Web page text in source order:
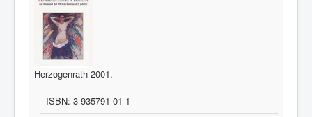
Herzogenrath 2001.
ISBN: 3-935791-01-1